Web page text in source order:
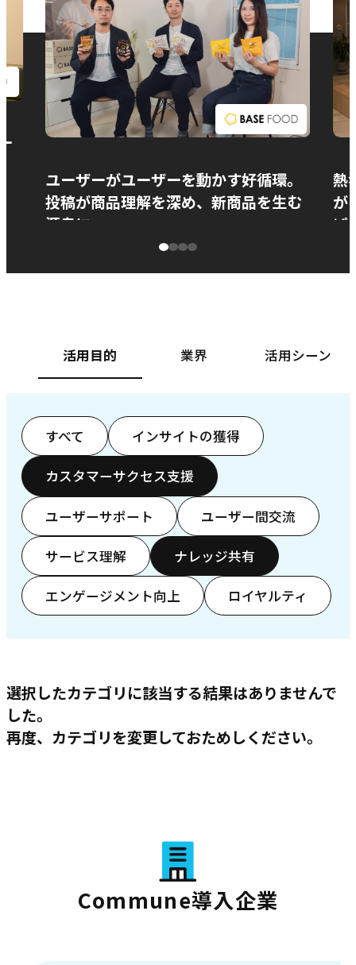
ユーザーがユーザーを動かす好循環。
投稿が商品理解を深め、新商品を生む
源泉に
熱
が
ぱ
活用目的 業界 活用シーン
すべて インサイトの獲得
カスタマーサクセス支援
ユーザーサポート ユーザー間交流
サービス理解 ナレッジ共有
エンゲージメント向上 ロイヤルティ
選択したカテゴリに該当する結果はありませんで
した。
再度、カテゴリを変更しておためしください。
Commune導入企業